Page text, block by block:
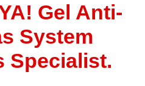
Gel Anti-
System
Specialist.